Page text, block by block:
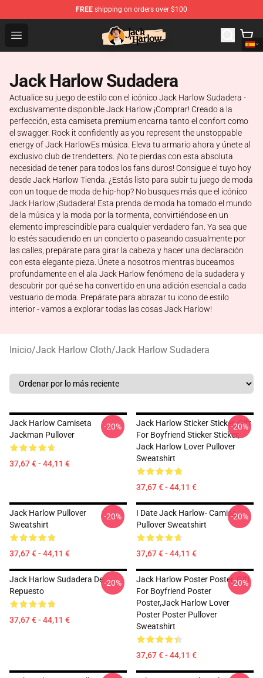
FREE shipping on orders over $100
Open menu
Jack Harlow Shop - Official Jack Harlow Merchandise
Jack Harlow Sudadera
Actualice su juego de estilo con el icónico Jack Harlow Sudadera -
exclusivamente disponible Jack Harlow ¡Comprar! Creado a la
perfección, esta camiseta premium encarna tanto el confort como
el swagger. Rock it confidently as you represent the unstoppable
energy of Jack HarlowEs música. Eleva tu armario ahora y únete al
exclusivo club de trendetters. ¡No te pierdas con esta absoluta
necesidad de tener para todos los fans duros! Consigue el tuyo hoy
desde Jack Harlow Tienda. ¿Estás listo para subir tu juego de moda
con un toque de moda de hip-hop? No busques más que el icónico
Jack Harlow ¡Sudadera! Esta prenda de moda ha tomado el mundo
de la música y la moda por la tormenta, convirtiéndose en un
elemento imprescindible para cualquier verdadero fan. Ya sea que
lo estés sacudiendo en un concierto o paseando casualmente por
las calles, prepárate para girar la cabeza y hacer una declaración
con esta elegante pieza. Únete a nosotros mientras buceamos
profundamente en el ala Jack Harlow fenómeno de la sudadera y
descubrir por qué se ha convertido en una adición esencial a cada
vestuario de moda. Prepárate para abrazar tu icono de estilo
interior - vamos a explorar todas las cosas Jack Harlow!
Inicio/Jack Harlow Cloth/Jack Harlow Sudadera
Jack Harlow Camiseta
Jackman Pullover
37,67 € - 44,11 €
-20%
Jack Harlow Sticker Sticker, Gift
For Boyfriend Sticker Sticker,
Jack Harlow Lover Pullover
Sweatshirt
37,67 € - 44,11 €
-20%
Jack Harlow Pullover
Sweatshirt
37,67 € - 44,11 €
-20%
I Date Jack Harlow- Camisa
Pullover Sweatshirt
37,67 € - 44,11 €
-20%
Jack Harlow Sudadera De
Repuesto
37,67 € - 44,11 €
-20%
Jack Harlow Poster Poster, Gift
For Boyfriend Poster
Poster,Jack Harlow Lover
Poster Poster Pullover
Sweatshirt
37,67 € - 44,11 €
-20%